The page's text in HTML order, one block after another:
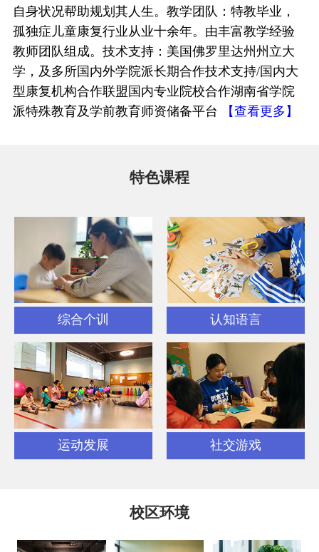
自身状况帮助规划其人生。教学团队：特教毕业，
孤独症儿童康复行业从业十余年。由丰富教学经验
教师团队组成。技术支持：美国佛罗里达州州立大
学，及多所国内外学院派长期合作技术支持/国内大
型康复机构合作联盟国内专业院校合作湖南省学院
派特殊教育及学前教育师资储备平台
【查看更多】
特色课程
综合个训 认知语言
运动发展 社交游戏
校区环境